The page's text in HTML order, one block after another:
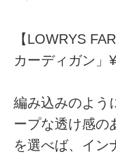
【LOWRYS
カーディガン」
編み込みのよう
ープな透け感の
を選べば、イン